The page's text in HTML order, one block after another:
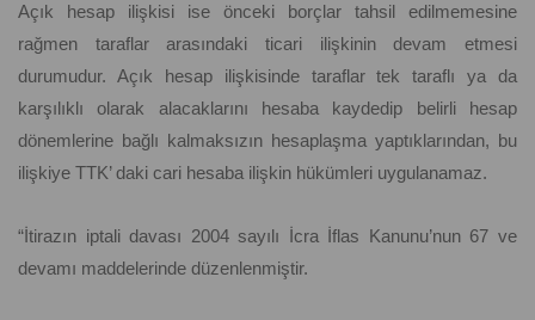
Açık hesap ilişkisi ise önceki borçlar tahsil edilmemesine
rağmen taraflar arasındaki ticari ilişkinin devam etmesi
durumudur. Açık hesap ilişkisinde taraflar tek taraflı ya da
karşılıklı olarak alacaklarını hesaba kaydedip belirli hesap
dönemlerine bağlı kalmaksızın hesaplaşma yaptıklarından, bu
ilişkiye TTK’ daki cari hesaba ilişkin hükümleri uygulanamaz.
“İtirazın iptali davası 2004 sayılı İcra İflas Kanunu’nun 67 ve
devamı maddelerinde düzenlenmiştir.